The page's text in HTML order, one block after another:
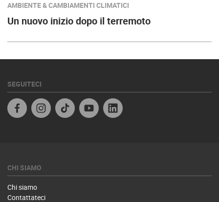
AMBIENTE & CAMBIAMENTI CLIMATICI
Un nuovo inizio dopo il terremoto
SEGUITECI
Facebook ITInstagramTikTok Youtube
CHI SIAMO
Chi siamo
Contattateci